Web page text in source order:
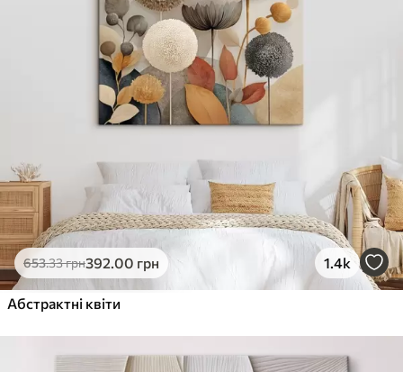
653.33грн392.00 грн 1.4k
Абстрактні квіти